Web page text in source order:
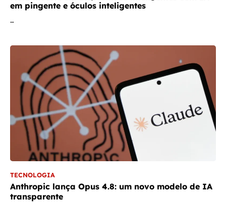
em pingente e óculos inteligentes
…
TECNOLOGIA
Anthropic lança Opus 4.8: um novo modelo de IA
transparente